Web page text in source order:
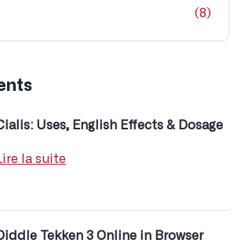
(8)
Uses, English Effects & Dosage
la suite
Tekken 3 Online in Browser